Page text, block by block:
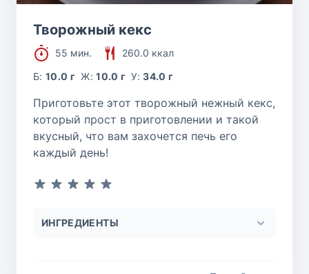
Творожный кекс
55 мин.
260.0 ккал
Б:10.0 г Ж:10.0 г У:34.0 г
Приготовьте этот творожный нежный кекс,
который прост в приготовлении и такой
вкусный, что вам захочется печь его
каждый день!
ИНГРЕДИЕНТЫ